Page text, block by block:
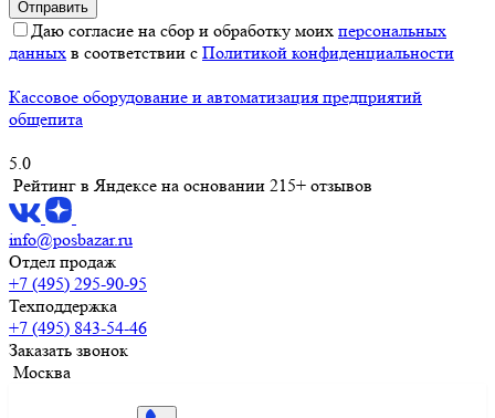
Даю согласие на сбор и обработку моих персональных
данных в соответствии с Политикой конфиденциальности
Кассовое оборудование и автоматизация предприятий
общепита
5.0
Рейтинг в Яндексе на основании 215+ отзывов
info@posbazar.ru
Отдел продаж
+7 (495) 295-90-95
Техподдержка
+7 (495) 843-54-46
Заказать звонок
Москва